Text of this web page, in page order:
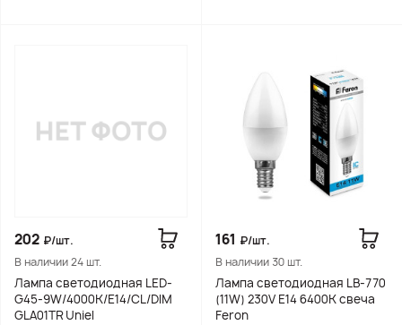
202 ₽/шт.
В наличии 24 шт.
Лампа светодиодная LED-
G45-9W/4000K/E14/CL/DIM
GLA01TR Uniel
161 ₽/шт.
В наличии 30 шт.
Лампа светодиодная LB-770
(11W) 230V E14 6400K свеча
Feron